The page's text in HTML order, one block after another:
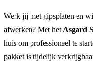
Werk jij met gipsplaten en
afwerken? Met het Asgard
huis om professioneel te
pakket is tijdelijk